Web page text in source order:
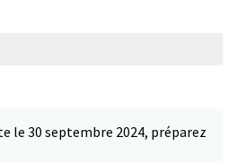
le 30 septembre 2024, préparez